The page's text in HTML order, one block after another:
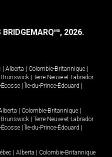
MD, 2026.
Alberta Colombie-Britannique
Brunswick
Terre-Neuve-et-Labrador
Écosse Île-du-Prince-Édouard
Colombie-Britannique
Brunswick
Terre-Neuve-et-Labrador
Écosse Île-du-Prince-Édouard
Alberta
Colombie-Britannique